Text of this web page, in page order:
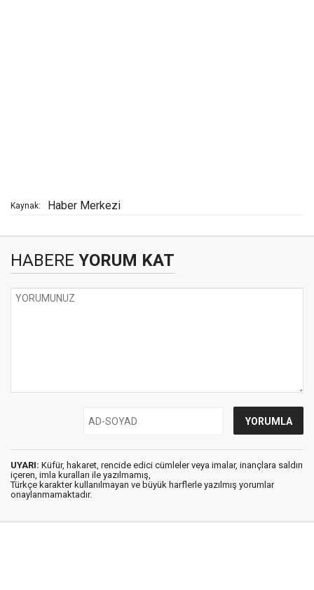
Kaynak: Haber Merkezi
HABERE YORUM KAT
UYARI: Küfür, hakaret, rencide edici cümleler veya imalar, inançlara saldırı
içeren, imla kuralları ile yazılmamış,
Türkçe karakter kullanılmayan ve büyük harflerle yazılmış yorumlar
onaylanmamaktadır.